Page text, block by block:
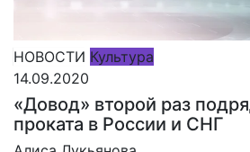
НОВОСТИ Культура
14.09.2020
«Довод» второй раз
проката в России и СНГ